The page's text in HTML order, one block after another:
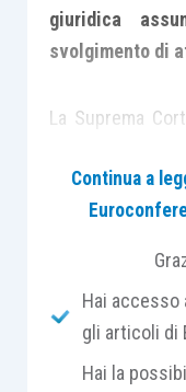
giuridica
svolgimento di
La Suprema
l’esercizio in
conformità ai
Tale
prospettiva
Continua a
Hai
gli articoli di
Hai la